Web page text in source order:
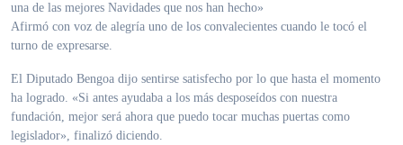
una de las mejores Navidades que nos han hecho»
Afirmó con voz de alegría uno de los convalecientes cuando le tocó el
turno de expresarse.
El Diputado Bengoa dijo sentirse satisfecho por lo que hasta el momento
ha logrado. «Si antes ayudaba a los más desposeídos con nuestra
fundación, mejor será ahora que puedo tocar muchas puertas como
legislador», finalizó diciendo.